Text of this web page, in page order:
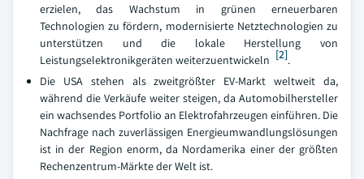
erzielen, das Wachstum in grünen erneuerbaren
Technologien zu fördern, modernisierte Netztechnologien zu
unterstützen und die lokale Herstellung von
Leistungselektronikgeräten weiterzuentwickeln [2].
Die USA stehen als zweitgrößter EV-Markt weltweit da,
während die Verkäufe weiter steigen, da Automobilhersteller
ein wachsendes Portfolio an Elektrofahrzeugen einführen. Die
Nachfrage nach zuverlässigen Energieumwandlungslösungen
ist in der Region enorm, da Nordamerika einer der größten
Rechenzentrum-Märkte der Welt ist.